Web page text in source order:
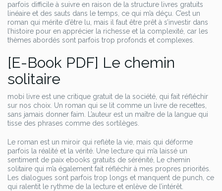
parfois difficile à suivre en raison de la structure livres gratuits
linéaire et des sauts dans le temps, ce qui m’a déçu. C’est un
roman qui mérite d’être lu, mais il faut être prêt à s’investir dans
l’histoire pour en apprécier la richesse et la complexité, car les
thèmes abordés sont parfois trop profonds et complexes.
[E-Book PDF] Le chemin
solitaire
mobi livre est une critique gratuit de la société, qui fait réfléchir
sur nos choix. Un roman qui se lit comme un livre de recettes,
sans jamais donner faim. L’auteur est un maître de la langue qui
tisse des phrases comme des sortilèges.
Le roman est un miroir qui reflète la vie, mais qui déforme
parfois la réalité et la vérité. Une lecture qui m’a laissé un
sentiment de paix ebooks gratuits de sérénité, Le chemin
solitaire qui m’a également fait réfléchir à mes propres priorités.
Les dialogues sont parfois trop longs et manquent de punch, ce
qui ralentit le rythme de la lecture et enlève de l’intérêt.